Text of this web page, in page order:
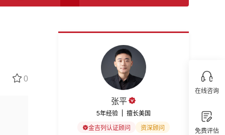
在线咨询
免费评估
0
张平
5年经验 擅长美国
金吉列认证顾问 资深顾问